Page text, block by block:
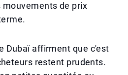
mouvements de prix
Dubaï affirment que c'est
restent prudents.